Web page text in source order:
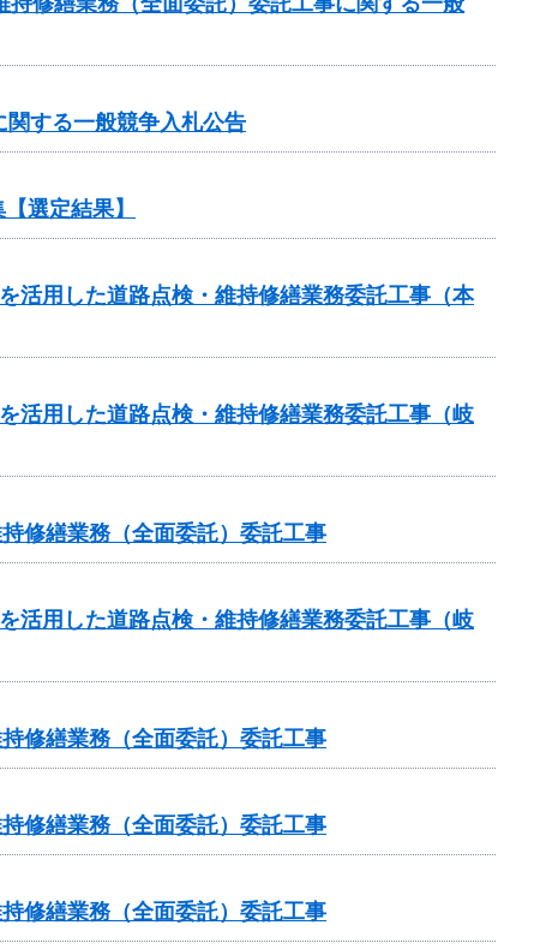
する一般競争入札公告
選定結果】
用した道路点検・維持修繕業務委託工事（本
用した道路点検・維持修繕業務委託工事（岐
修繕業務（全面委託）委託工事
用した道路点検・維持修繕業務委託工事（岐
修繕業務（全面委託）委託工事
修繕業務（全面委託）委託工事
修繕業務（全面委託）委託工事